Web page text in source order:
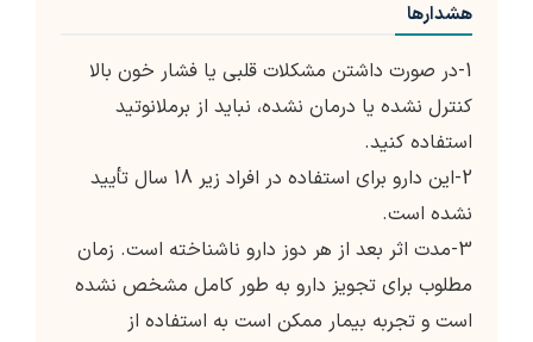
هشدارها
1-در صورت داشتن مشکلات قلبی یا فشار خون بالا
کنترل نشده یا درمان نشده، نباید از برملانوتید
استفاده کنید.
2-این دارو برای استفاده در افراد زیر 18 سال تأیید
نشده است.
3-مدت اثر بعد از هر دوز دارو ناشناخته است. زمان
مطلوب برای تجویز دارو به طور کامل مشخص نشده
است و تجربه بیمار ممکن است به استفاده از